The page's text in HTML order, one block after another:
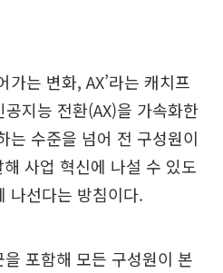
가는 변화, AX’라는 캐치프
지능 전환(AX)을 가속화한
는 수준을 넘어 전 구성원이
사업 혁신에 나설 수 있도
나선다는 방침이다.
포함해 모든 구성원이 본